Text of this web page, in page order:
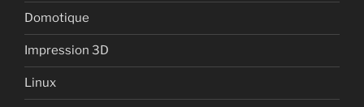
Domotique
Impression 3D
Linux